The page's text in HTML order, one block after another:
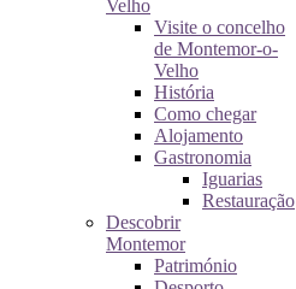
Velho
Visite o concelho
de Montemor-o-
Velho
História
Como chegar
Alojamento
Gastronomia
Iguarias
Restauração
Descobrir
Montemor
Património